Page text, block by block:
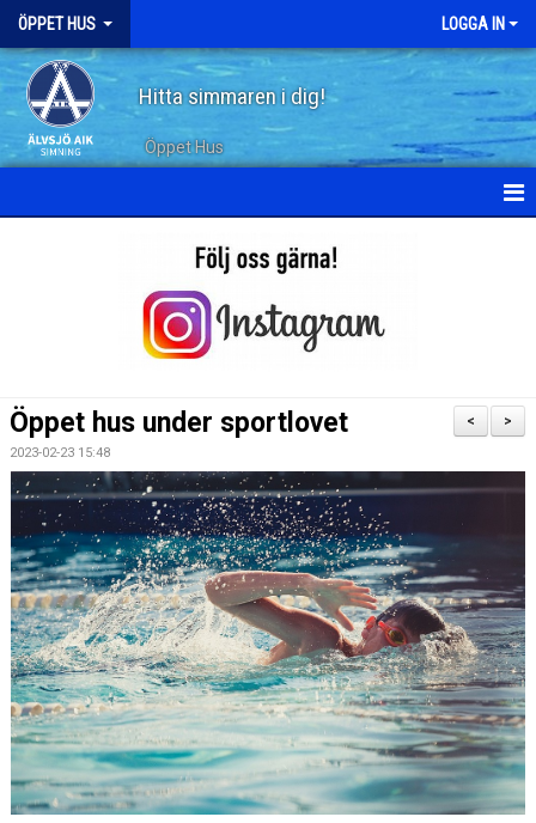
ÖPPET HUS LOGGA IN
Hitta simmaren i dig!
Öppet Hus
>
<
Öppet hus under sportlovet
2023-02-23 15:48